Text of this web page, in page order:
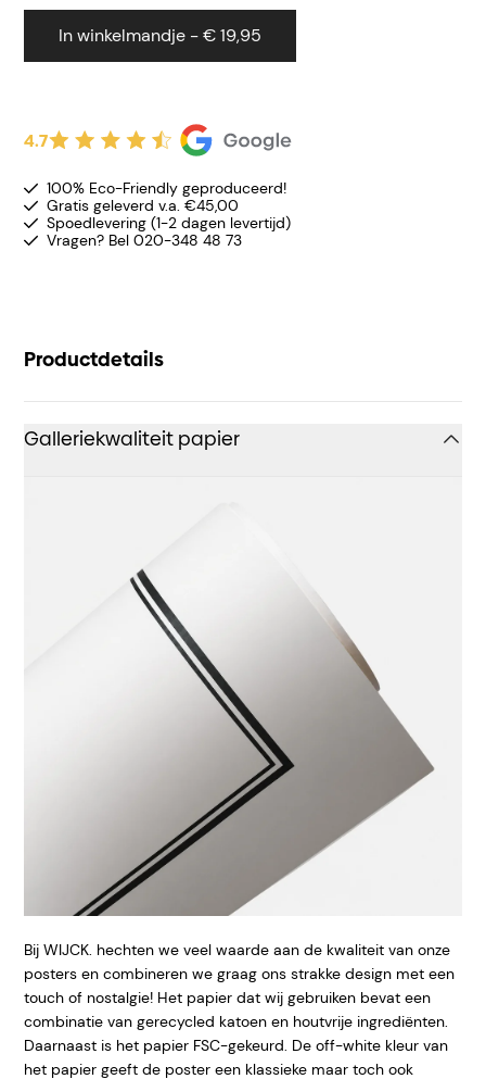
In winkelmandje - € 19,95
4.7
100% Eco-Friendly geproduceerd!
Gratis geleverd v.a. €45,00
Spoedlevering (1-2 dagen levertijd)
Vragen? Bel 020-348 48 73
Productdetails
Galleriekwaliteit papier
Bij WIJCK. hechten we veel waarde aan de kwaliteit van onze
posters en combineren we graag ons strakke design met een
touch of nostalgie! Het papier dat wij gebruiken bevat een
combinatie van gerecycled katoen en houtvrije ingrediënten.
Daarnaast is het papier FSC-gekeurd. De off-white kleur van
het papier geeft de poster een klassieke maar toch ook